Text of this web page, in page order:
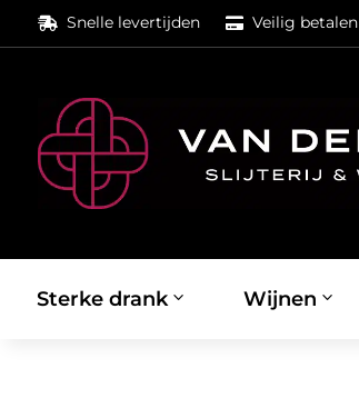
 Snelle levertijden  Veilig betalen
Sterke drank Wijnen